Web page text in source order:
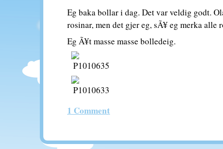
Eg baka bollar i dag. Det var veldig godt.
rosinar, men det gjer eg, sÃ¥ eg merka alle
Eg Ã¥t masse masse bolledeig.
1 Comment